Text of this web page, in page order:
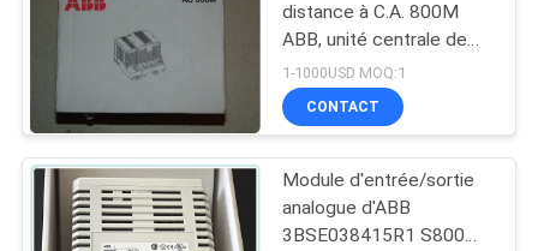
SOUMISSION
PLAN
DU
SITE
distance à C.A. 800M
ABB, unité centrale de
traitement AC800M
3BSE018100R1
PM860K01 de module
1-1000USD MOQ:1
CONTACT
Module d'entrée/sortie
analogue d'ABB
3BSE038415R1 S800